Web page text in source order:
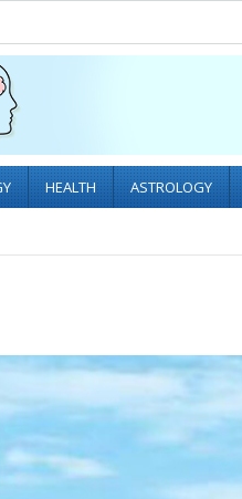
HEALTH ASTROLOGY